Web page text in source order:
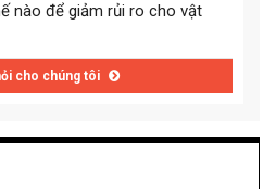
nào để giảm rủi ro cho vật
cho chúng tôi